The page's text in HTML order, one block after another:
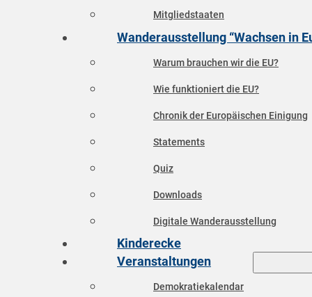
Mitgliedstaaten
Wanderausstellung “Wachsen in
Warum brauchen wir die EU?
Wie funktioniert die EU?
Chronik der Europäischen Einigung
Statements
Quiz
Downloads
Digitale Wanderausstellung
Kinderecke
Veranstaltungen
Demokratiekalendar